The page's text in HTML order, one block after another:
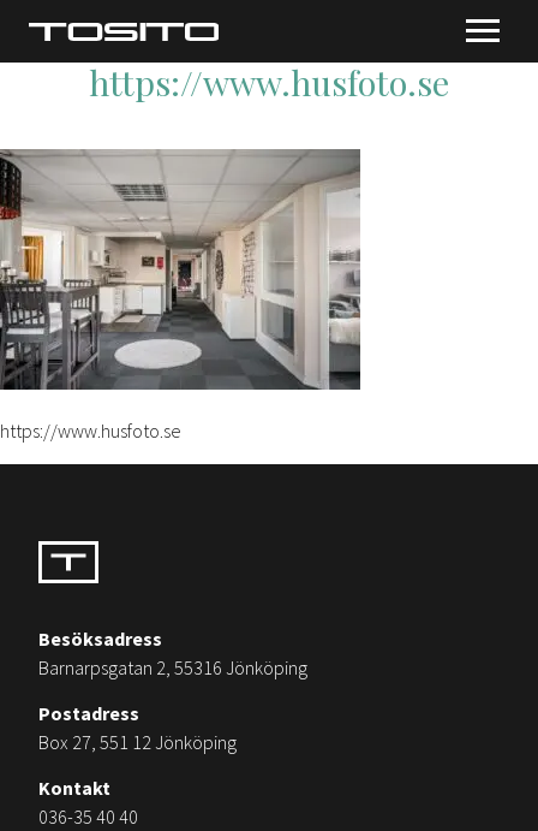
https://www.husfoto.se
https://www.husfoto.se
Besöksadress
Barnarpsgatan 2, 55316 Jönköping
Postadress
Box 27, 551 12 Jönköping
Kontakt
036-35 40 40